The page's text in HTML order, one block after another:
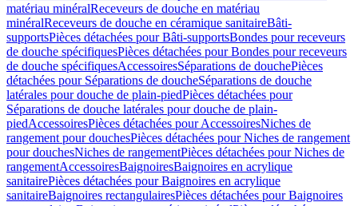
matériau minéralReceveurs de douche en matériau
minéralReceveurs de douche en céramique sanitaireBâti-
supportsPièces détachées pour Bâti-supportsBondes pour receveurs
de douche spécifiquesPièces détachées pour Bondes pour receveurs
de douche spécifiquesAccessoiresSéparations de douchePièces
détachées pour Séparations de doucheSéparations de douche
latérales pour douche de plain-piedPièces détachées pour
Séparations de douche latérales pour douche de plain-
piedAccessoiresPièces détachées pour AccessoiresNiches de
rangement pour douchesPièces détachées pour Niches de rangement
pour douchesNiches de rangementPièces détachées pour Niches de
rangementAccessoiresBaignoiresBaignoires en acrylique
sanitairePièces détachées pour Baignoires en acrylique
sanitaireBaignoires rectangulairesPièces détachées pour Baignoires